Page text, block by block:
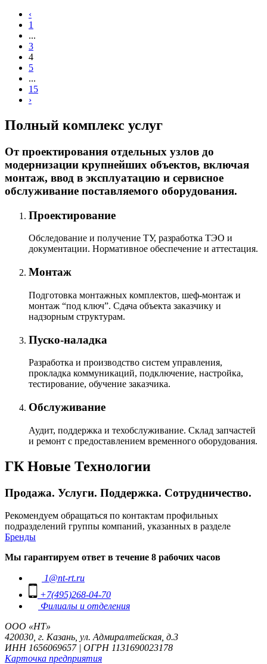
‹
1
...
3
4
5
...
15
›
Полный комплекс услуг
От проектирования отдельных узлов до
модернизации крупнейших объектов, включая
монтаж, ввод в эксплуатацию и сервисное
обслуживание поставляемого оборудования.
Проектирование
Обследование и получение ТУ, разработка ТЭО и
документации. Нормативное обеспечение и аттестация.
Монтаж
Подготовка монтажных комплектов, шеф-монтаж и
монтаж “под ключ”. Сдача объекта заказчику и
надзорным структурам.
Пуско-наладка
Разработка и производство систем управления,
прокладка коммуникаций, подключение, настройка,
тестирование, обучение заказчика.
Обслуживание
Аудит, поддержка и техобслуживание. Склад запчастей
и ремонт с предоставлением временного оборудования.
ГК Новые Технологии
Продажа. Услуги. Поддержка. Сотрудничество.
Рекомендуем обращаться по контактам профильных
подразделений группы компаний, указанных в разделе
Бренды
Мы гарантируем ответ в течение 8 рабочих часов
1@nt-rt.ru
+7(495)268-04-70
Филиалы и отделения
ООО «НТ»
420030, г. Казань, ул. Адмиралтейская, д.3
ИНН 1656069657 | ОГРН 1131690023178
Карточка предприятия